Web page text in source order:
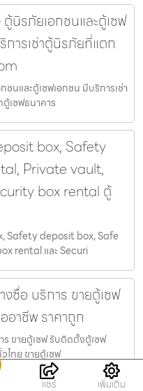
นิรภัยเอกชนและตู้เซฟ
การเช่าตู้นิรภัยที่แตก
นและตู้เซฟเอกชน มีบริการเช่า
เซฟธนาคาร
box, Safety
Private vault,
box rental ตู้
Safety deposit box, Safe
rental และ Securi
งซื่อ บริการ ขายตู้เซฟ
าชีพ ราคาถูก
ร ขายตู้เซฟ รับติดตั้งตู้เซฟ
ไทย ขายตู้เซฟ
แชร์ เพิ่มเติม